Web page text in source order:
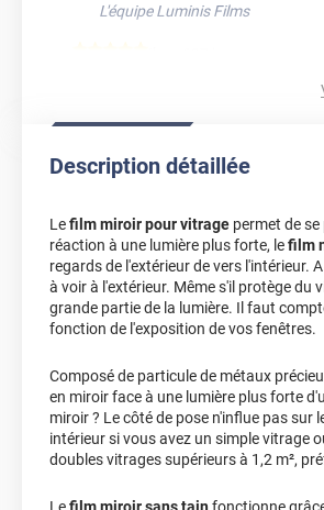
L'équipe Luminis Films
*****
Il y a 872 jours
*****
Il y a 1041 jours
Très bon accueil et conseil, livraison
*****
Il y a 1069 jours
il reste des micros bulles sous le film
*****
Il y a 1080 jours
conforme
*****
Il y a 1221 jours
Très bon produit. Dommage que la
Description détaillée
Lefilm miroir pour vitrage permet de
réaction à une lumière plus forte, lefilm
regards de l'extérieur de vers l'intérieur.
à voir à l'extérieur. Même s'il protège du
grande partie de la lumière. Il faut
fonction de l'exposition de vos fenêtres.
Composé de particule de métaux
en miroir face à une lumière plus forte
miroir ? Le côté de pose n'influe pas
intérieur si vous avez un simple vitrage
doubles vitrages supérieurs à 1,2 m²,